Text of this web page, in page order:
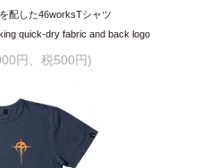
配した46worksTシャツ
quick-dry fabric and back logo
円、税500円)